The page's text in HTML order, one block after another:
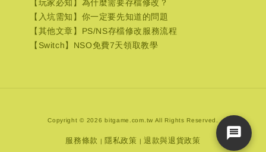
【玩家必知】為什麼需要存檔修改？
【入坑需知】你一定要先知道的問題
【其他文章】PS/NS存檔修改服務流程
【Switch】NSO免費7天領取教學
Copyright © 2026 bitgame.com.tw All Rights Reserved.
服務條款 | 隱私政策 | 退款與退貨政策